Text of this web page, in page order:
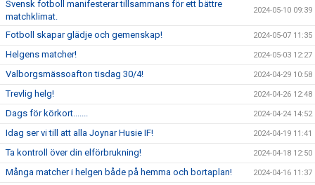
Svensk fotboll manifesterar tillsammans för ett bättre
matchklimat.
2024-05-10 09:39
Fotboll skapar glädje och gemenskap! 2024-05-07 11:35
Helgens matcher! 2024-05-03 12:27
Valborgsmässoafton tisdag 30/4! 2024-04-29 10:58
Trevlig helg! 2024-04-26 12:48
Dags för körkort....... 2024-04-24 14:52
Idag ser vi till att alla Joynar Husie IF! 2024-04-19 11:41
Ta kontroll över din elförbrukning! 2024-04-18 12:50
Många matcher i helgen både på hemma och bortaplan! 2024-04-16 11:37